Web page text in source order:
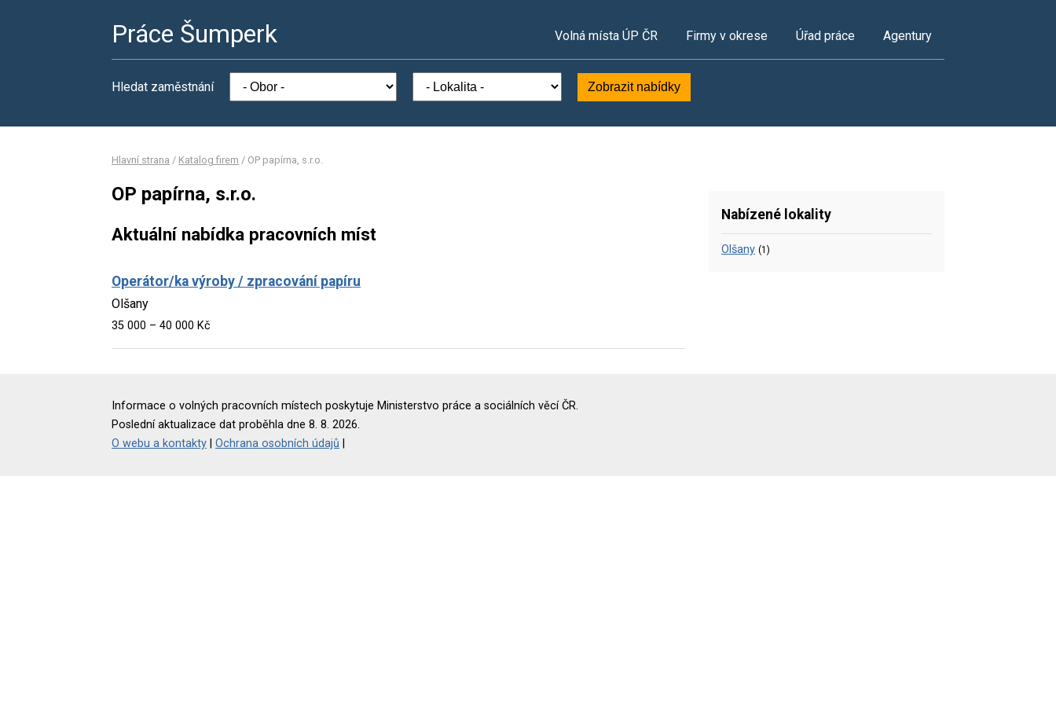
Práce Šumperk Volná místa ÚP ČR Firmy v okrese Úřad práce Agentury
Hledat zaměstnání Zobrazit nabídky
Hlavní strana / Katalog firem / OP papírna, s.r.o.
OP papírna, s.r.o.
Aktuální nabídka pracovních míst
Operátor/ka výroby / zpracování papíru
Olšany
35 000 – 40 000 Kč
Nabízené lokality
Olšany (1)
Informace o volných pracovních místech poskytuje Ministerstvo práce a sociálních věcí ČR.
Poslední aktualizace dat proběhla dne 8. 8. 2026.
O webu a kontakty
Ochrana osobních údajů